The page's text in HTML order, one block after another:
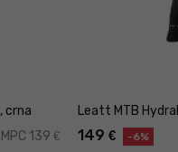
crna
MPC 139 €
Leatt MTB
149 € -6%